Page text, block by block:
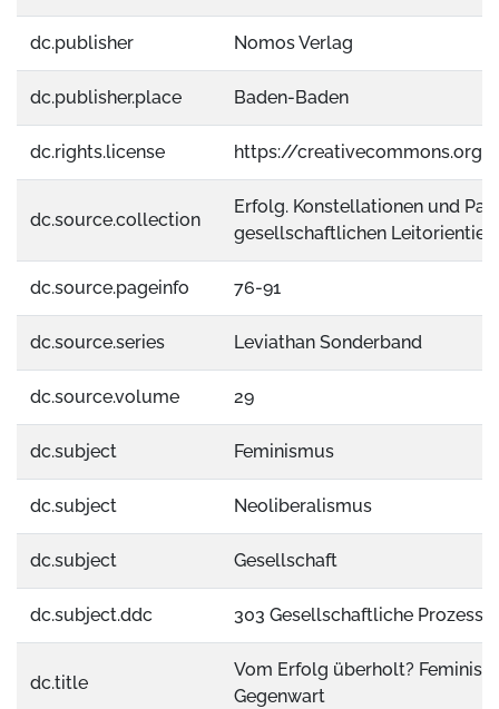
dc.publisher Nomos Verlag
dc.publisher.place Baden-Baden
dc.rights.license https://
dc.source.collection
Erfolg. Konstellationen und
gesellschaftlichen
dc.source.pageinfo 76-91
dc.source.series Leviathan Sonderband
dc.source.volume 29
dc.subject Feminismus
dc.subject Neoliberalismus
dc.subject Gesellschaft
dc.subject.ddc 303 Gesellschaftliche Prozesse
dc.title
Vom Erfolg überholt?
Gegenwart